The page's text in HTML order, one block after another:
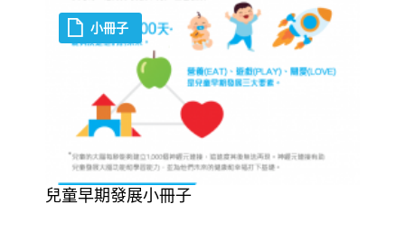
兒童早期發展小冊子
小冊子